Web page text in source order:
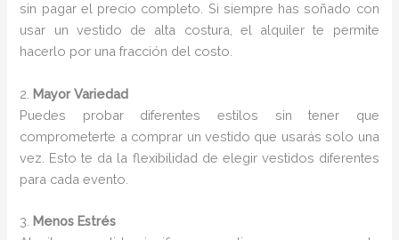
sin pagar el precio completo. Si siempre has soñado con
usar un vestido de alta costura, el alquiler te permite
hacerlo por una fracción del costo.
2. Mayor Variedad
Puedes probar diferentes estilos sin tener que
comprometerte a comprar un vestido que usarás solo una
vez. Esto te da la flexibilidad de elegir vestidos diferentes
para cada evento.
3. Menos Estrés